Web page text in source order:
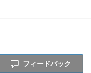
フィードバック